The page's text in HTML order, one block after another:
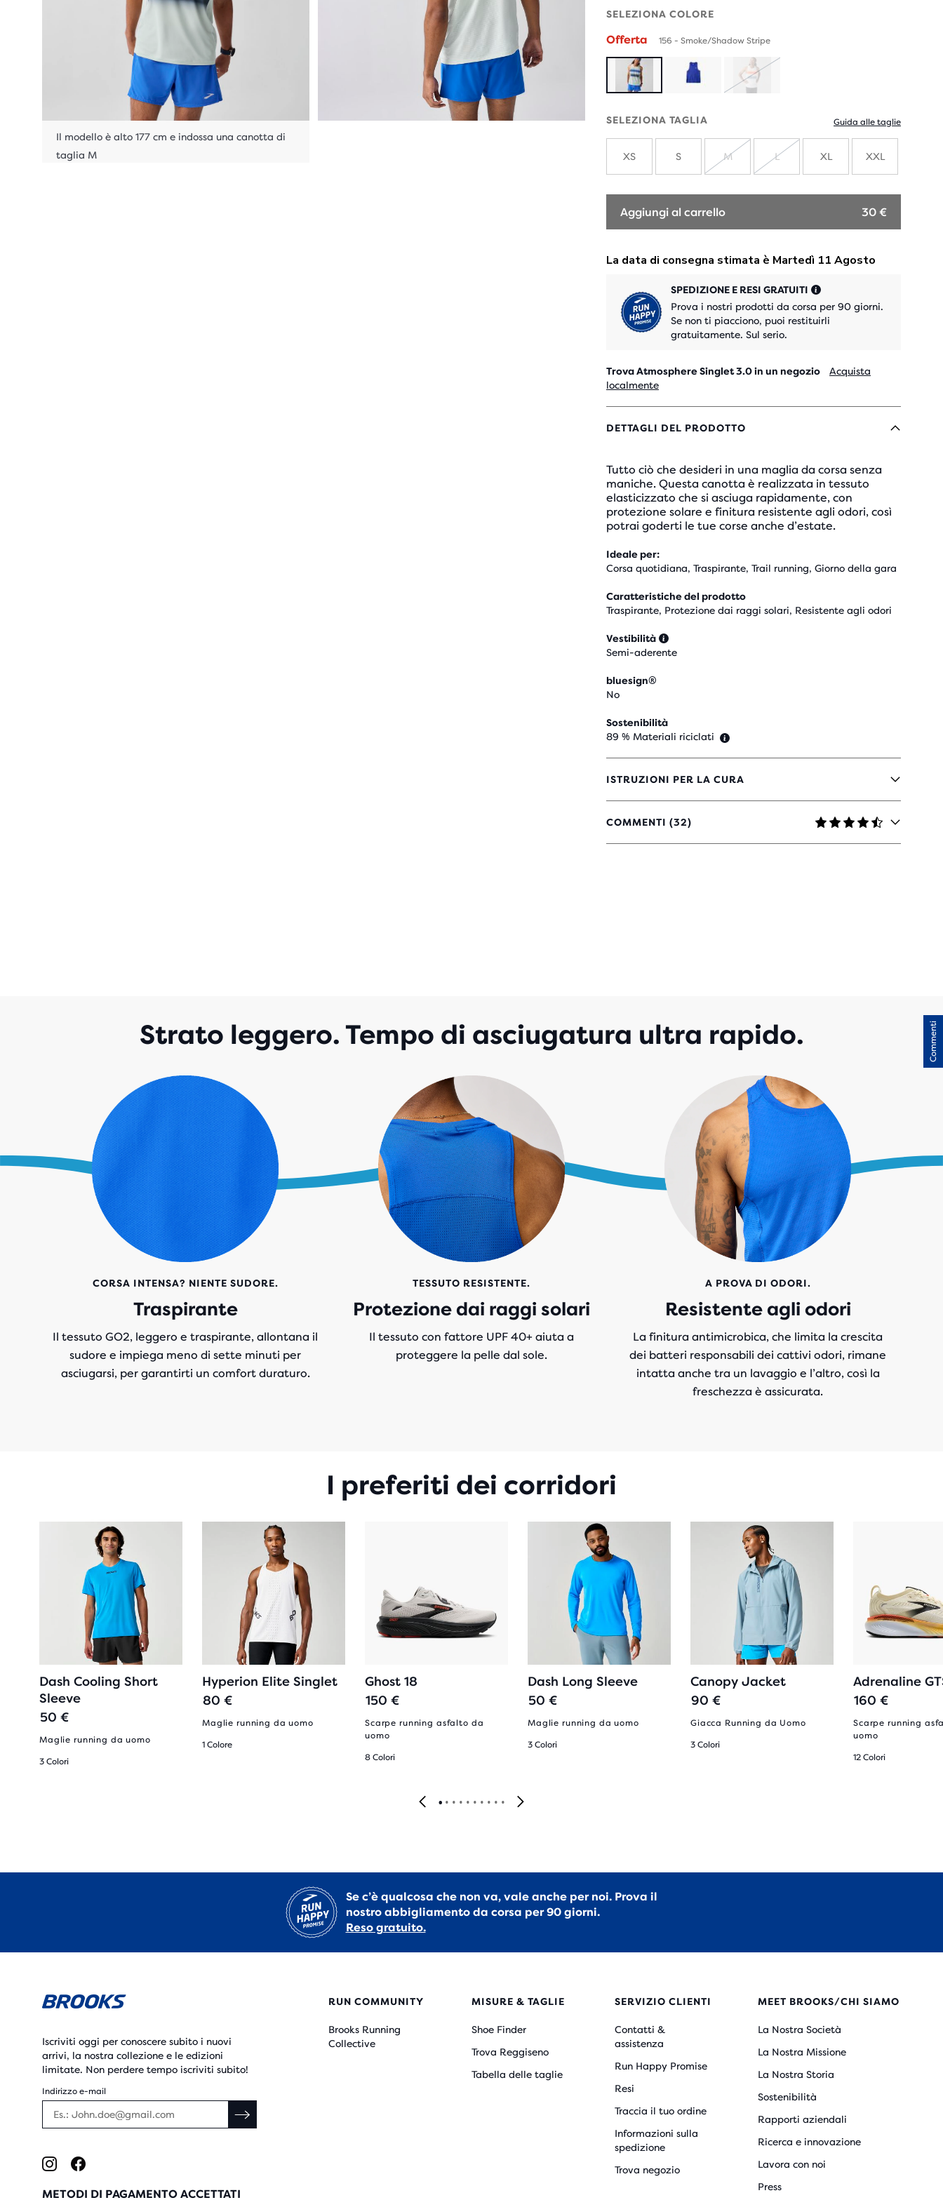
Il modello è alto 177 cm e indossa una canotta di
taglia M
SELEZIONA COLORE
Offerta 156 - Smoke/Shadow Stripe
ESAURITO
SELEZIONA TAGLIA Guida alle taglie
XS S
ESAURITO
M L XL XXL
Aggiungi al carrello 30 €
SPEDIZIONE E RESI GRATUITI
Prova i nostri prodotti da corsa per 90 giorni.
Se non ti piacciono, puoi restituirli
gratuitamente. Sul serio.
Trova Atmosphere Singlet 3.0 in un negozio
Acquista
localmente
DETTAGLI DEL PRODOTTO
Tutto ciò che desideri in una maglia da corsa senza
maniche. Questa canotta è realizzata in tessuto
elasticizzato che si asciuga rapidamente, con
protezione solare e finitura resistente agli odori, così
potrai goderti le tue corse anche d’estate.
Ideale per:
Corsa quotidiana, Traspirante, Trail running, Giorno della gara
Caratteristiche del prodotto
Traspirante, Protezione dai raggi solari, Resistente agli odori
Vestibilità
Semi-aderente
bluesign®
No
Sostenibilità
89 % Materiali riciclati
ISTRUZIONI PER LA CURA
COMMENTI (32)
4,7
SU
Strato leggero. Tempo di asciugatura ultra rapido.
CORSA INTENSA? NIENTE SUDORE.
Traspirante
Il tessuto GO2, leggero e traspirante, allontana il
sudore e impiega meno di sette minuti per
asciugarsi, per garantirti un comfort duraturo.
TESSUTO RESISTENTE.
Protezione dai raggi solari
Il tessuto con fattore UPF 40+ aiuta a
proteggere la pelle dal sole.
A PROVA DI ODORI.
Resistente agli odori
La finitura antimicrobica, che limita la crescita
dei batteri responsabili dei cattivi odori, rimane
intatta anche tra un lavaggio e l’altro, così la
freschezza è assicurata.
I preferiti dei corridori
Dash Cooling Short
Sleeve
50 €
Maglie running da uomo
3 Colori
Hyperion Elite Singlet
80 €
Maglie running da uomo
1 Colore
Ghost 18
150 €
Scarpe running asfalto da
uomo
8 Colori
Dash Long Sleeve
50 €
Maglie running da uomo
3 Colori
Canopy Jacket
90 €
Giacca Running da Uomo
3 Colori
Adrenaline
160 €
Scarpe running
uomo
12 Colori
Se c’è qualcosa che non va, vale anche per noi. Prova il
nostro abbigliamento da corsa per 90 giorni.
Reso gratuito.
Iscriviti oggi per conoscere subito i nuovi
arrivi, la nostra collezione e le edizioni
limitate. Non perdere tempo iscriviti subito!
Indirizzo e-mail
METODI DI PAGAMENTO ACCETTATI
RUN COMMUNITY
Brooks Running
Collective
MISURE & TAGLIE
Shoe Finder
Trova Reggiseno
Tabella delle taglie
SERVIZIO CLIENTI
Contatti &
assistenza
Run Happy Promise
Resi
Traccia il tuo ordine
Informazioni sulla
spedizione
Trova negozio
MEET BROOKS/CHI SIAMO
La Nostra Società
La Nostra Missione
La Nostra Storia
Sostenibilità
Rapporti aziendali
Ricerca e innovazione
Lavora con noi
Press
Commenti